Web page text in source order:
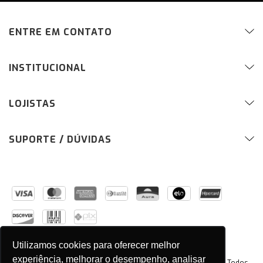
Utilizamos cookies para oferecer melhor
experiência, melhorar o desempenho, analisar
ENTRE EM CONTATO
INSTITUCIONAL
LOJISTAS
SUPORTE / DÚVIDAS